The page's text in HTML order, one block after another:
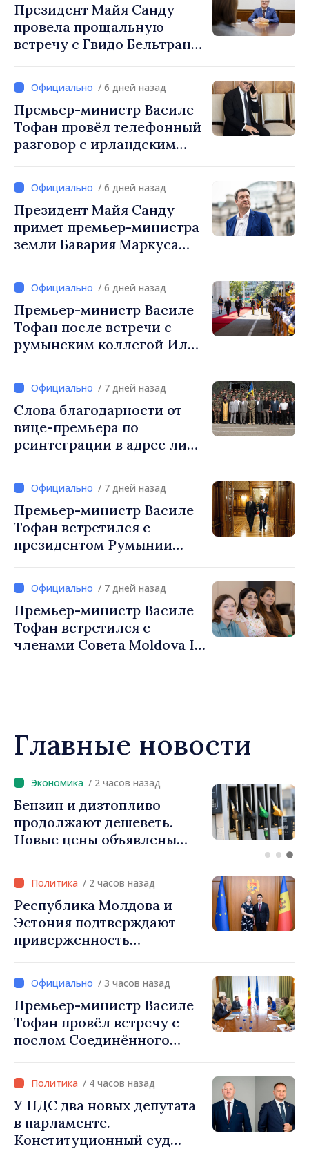
Президент Майя Санду
провела прощальную
встречу с Гвидо Бельтрани,
сотрудничеству
Швейцарии в Республике
Молдова
/ 6 дней назад
Премьер-министр Василе
Тофан провёл телефонный
разговор с ирландским
Мартином
/ 6 дней назад
Президент Майя Санду
примет премьер-министра
земли Бавария Маркуса
/ 6 дней назад
Премьер-министр Василе
Тофан после встречи с
румынским коллегой Илие
стремимся превратить
тесные связи между
нашими странами в
большее число инвестиций
и возможностей для
/ 7 дней назад
Слова благодарности от
вице-премьера по
реинтеграции в адрес лиц,
Республики Молдова за
поддержание мира и
правопорядка в периметре
зоны безопасности
/ 7 дней назад
Премьер-министр Василе
Тофан встретился с
президентом Румынии
/ 7 дней назад
Премьер-министр Василе
Тофан встретился с
членами Совета Moldova IT
Главные новости
/ 1 час назад
ФОТО // Президент Майя
Санду встретилась с
участниками лагеря DOR:
остаётся крепкой»
/ 2 часов назад
Республика Молдова и
Эстония подтверждают
приверженность
сотрудничества
/ 3 часов назад
Премьер-министр Василе
Тофан провёл встречу с
послом Соединённого
Великобритании и
Северной Ирландии Ферн
Хорин
/ 4 часов назад
У ПДС два новых депутата
в парламенте.
Конституционный суд